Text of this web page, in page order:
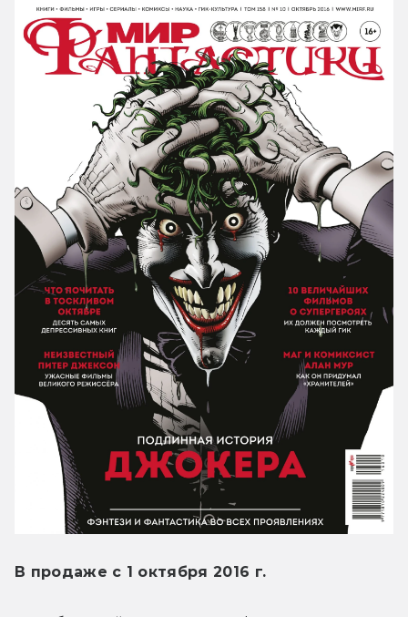
В продаже с 1 октября 2016 г.